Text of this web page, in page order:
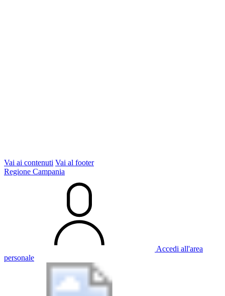
Vai ai contenuti Vai al footer
Regione Campania
Accedi all'area
personale